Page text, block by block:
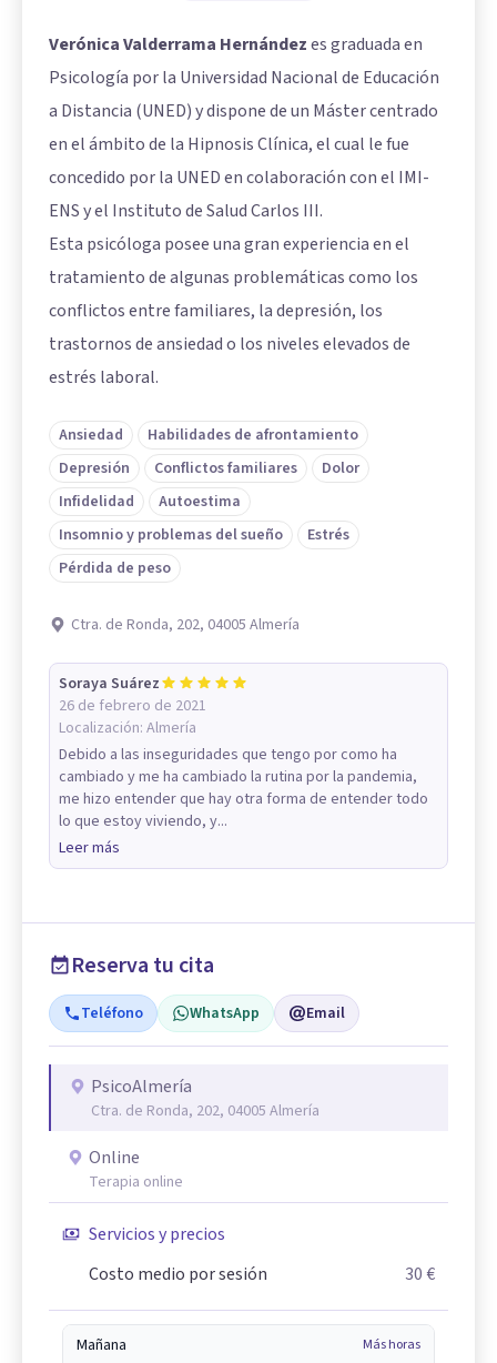
Verónica Valderrama Hernándezes graduada en
Psicología por la Universidad Nacional de Educación
a Distancia (UNED) y dispone de un Máster centrado
en el ámbito de la Hipnosis Clínica, el cual le fue
concedido por la UNED en colaboración con el IMI-
ENS y el Instituto de Salud Carlos III.
Esta psicóloga posee una gran experiencia en el
tratamiento de algunas problemáticas como los
conflictos entre familiares, la depresión, los
trastornos de ansiedad o los niveles elevados de
estrés laboral.
Ansiedad
Habilidades de afrontamiento
Depresión
Conflictos familiares
Dolor
Infidelidad
Autoestima
Insomnio y problemas del sueño
Estrés
Pérdida de peso
Ctra. de Ronda, 202, 04005 Almería
Soraya Suárez
26 de febrero de 2021
Localización: Almería
Debido a las inseguridades que tengo por como ha
cambiado y me ha cambiado la rutina por la pandemia,
me hizo entender que hay otra forma de entender todo
lo que estoy viviendo, y...
Leer más
Reserva tu cita
Teléfono WhatsApp Email
PsicoAlmería
Ctra. de Ronda, 202, 04005 Almería
Online
Terapia online
Servicios y precios
Costo medio por sesión
30 €
Mañana Más horas